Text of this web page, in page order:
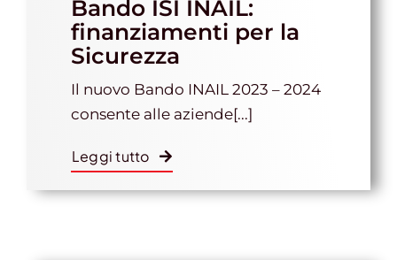
Gestione d’impresa
Contatti
Bando ISI INAIL:
finanziamenti per la
Sicurezza
Il nuovo Bando INAIL 2023 – 2024
consente alle aziende[...]
Leggi tutto